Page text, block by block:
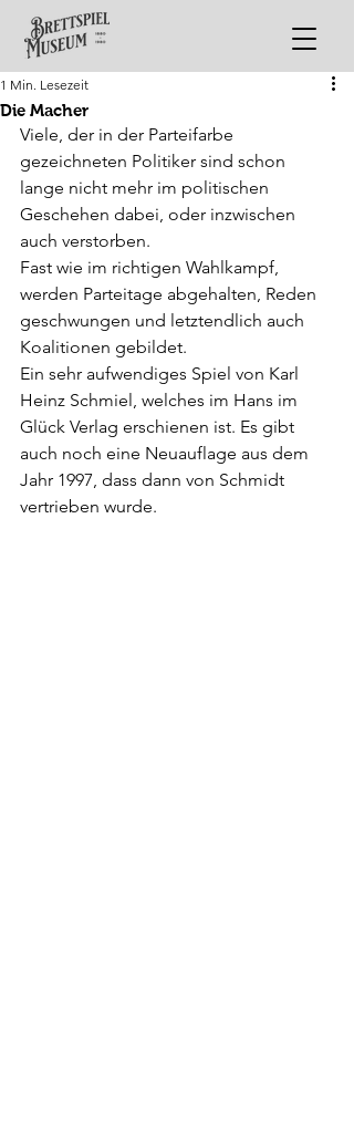
Die Macher
1 Min. Lesezeit
Viele, der in der Parteifarbe
gezeichneten Politiker sind schon
lange nicht mehr im politischen
Geschehen dabei, oder inzwischen
auch verstorben.
Fast wie im richtigen Wahlkampf,
werden Parteitage abgehalten, Reden
geschwungen und letztendlich auch
Koalitionen gebildet.
Ein sehr aufwendiges Spiel von Karl
Heinz Schmiel, welches im Hans im
Glück Verlag erschienen ist. Es gibt
auch noch eine Neuauflage aus dem
Jahr 1997, dass dann von Schmidt
vertrieben wurde.